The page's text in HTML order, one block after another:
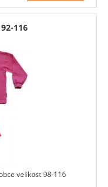
116
velikost 98-116